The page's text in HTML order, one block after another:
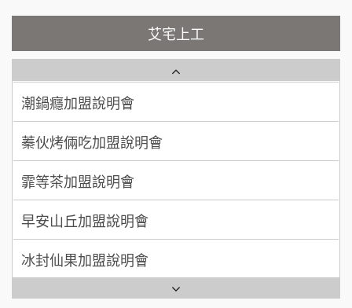
加盟預算 100萬 ~ 200萬
吳 先生/小姐 屏東縣
加盟預算 100萬~200萬
周 先生/小姐 台北
加盟預算
徐 先生/小姐
加盟預算
何 先生/小姐
加盟預算 100萬~300萬
艾宅上工
彭富貴加盟說明會
NU PASTA義大利麵加盟說明會
潮鍋癮加盟說明會
蓁伙烤倆吃加盟說明會
霏等茶加盟說明會
早安山丘加盟說明會
冰封仙果加盟說明會
Ramble Café 漫步藍咖啡加盟說明會
藍象廷泰式火鍋加盟說明會
日十。早午食加盟說明會
上宇林加盟說明會
莫尼早餐Morni加盟說明會
手作功夫茶加盟說明會
SHARE TEA歇腳亭加盟說明會
潮味決-湯滷專門店加盟說明會